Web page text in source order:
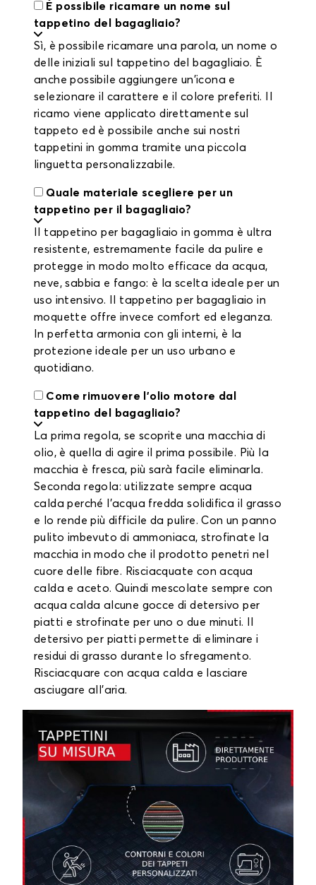
È possibile ricamare un nome sul
tappetino del bagagliaio?
Sì, è possibile ricamare una parola, un nome o
delle iniziali sul tappetino del bagagliaio. È
anche possibile aggiungere un'icona e
selezionare il carattere e il colore preferiti. Il
ricamo viene applicato direttamente sul
tappeto ed è possibile anche sui nostri
tappetini in gomma tramite una piccola
linguetta personalizzabile.
Quale materiale scegliere per un
tappetino per il bagagliaio?
Il tappetino per bagagliaio in gomma è ultra
resistente, estremamente facile da pulire e
protegge in modo molto efficace da acqua,
neve, sabbia e fango: è la scelta ideale per un
uso intensivo. Il tappetino per bagagliaio in
moquette offre invece comfort ed eleganza.
In perfetta armonia con gli interni, è la
protezione ideale per un uso urbano e
quotidiano.
Come rimuovere l'olio motore dal
tappetino del bagagliaio?
La prima regola, se scoprite una macchia di
olio, è quella di agire il prima possibile. Più la
macchia è fresca, più sarà facile eliminarla.
Seconda regola: utilizzate sempre acqua
calda perché l'acqua fredda solidifica il grasso
e lo rende più difficile da pulire. Con un panno
pulito imbevuto di ammoniaca, strofinate la
macchia in modo che il prodotto penetri nel
cuore delle fibre. Risciacquate con acqua
calda e aceto. Quindi mescolate sempre con
acqua calda alcune gocce di detersivo per
piatti e strofinate per uno o due minuti. Il
detersivo per piatti permette di eliminare i
residui di grasso durante lo sfregamento.
Risciacquare con acqua calda e lasciare
asciugare all'aria.